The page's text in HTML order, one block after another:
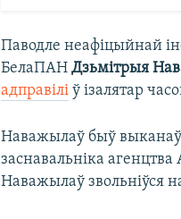
Паводле неафіцыйнай
БелаПАНДзьмітрыя
адправілі ў ізалятар
Наважылаў быў
заснавальніка агенцтва
Наважылаў звольніўся